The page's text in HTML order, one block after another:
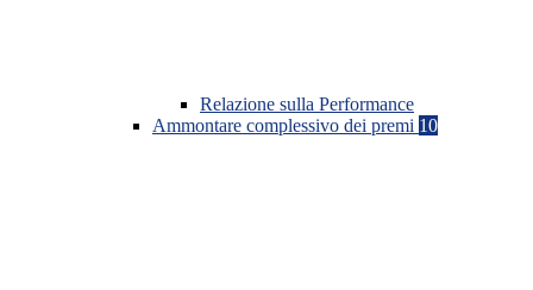
Relazione sulla Performance
Ammontare complessivo dei premi 10